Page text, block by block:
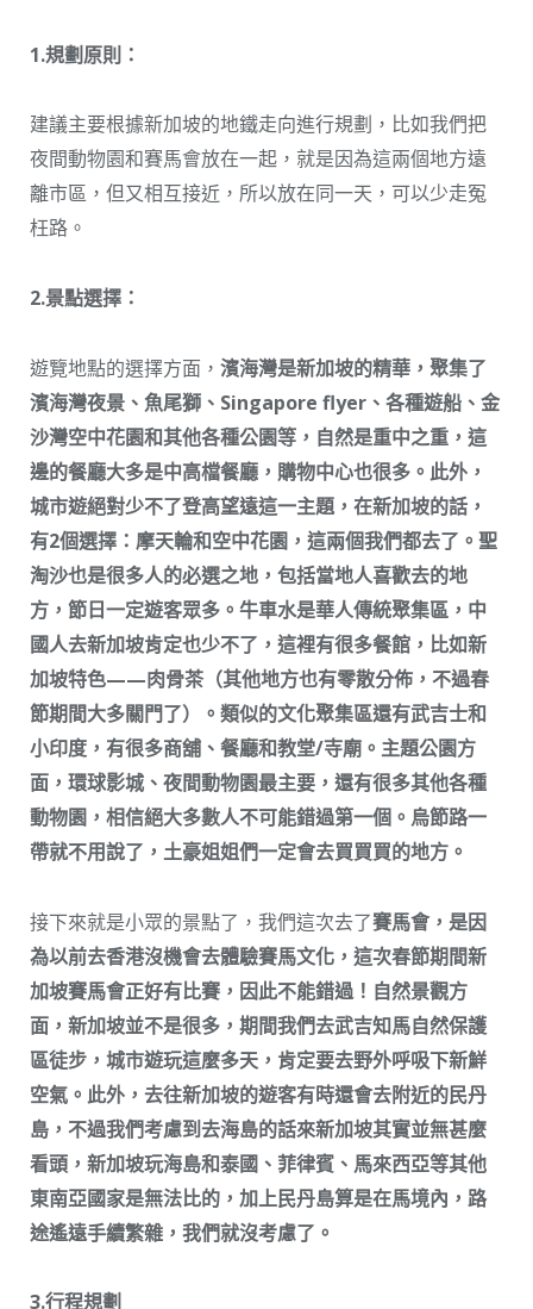
1.規劃原則：
建議主要根據新加坡的地鐵走向進行規劃，比如我們把
夜間動物園和賽馬會放在一起，就是因為這兩個地方遠
離市區，但又相互接近，所以放在同一天，可以少走冤
枉路。
2.景點選擇：
遊覽地點的選擇方面， 濱海灣是新加坡的精華，聚集了
濱海灣夜景、魚尾獅、Singapore flyer、各種遊船、金
沙灣空中花園和其他各種公園等，自然是重中之重，這
邊的餐廳大多是中高檔餐廳，購物中心也很多。此外，
城市遊絕對少不了登高望遠這一主題，在新加坡的話，
有2個選擇：摩天輪和空中花園，這兩個我們都去了。聖
淘沙也是很多人的必選之地，包括當地人喜歡去的地
方，節日一定遊客眾多。牛車水是華人傳統聚集區，中
國人去新加坡肯定也少不了，這裡有很多餐館，比如新
加坡特色——肉骨茶（其他地方也有零散分佈，不過春
節期間大多關門了）。類似的文化聚集區還有武吉士和
小印度，有很多商舖、餐廳和教堂/寺廟。主題公園方
面，環球影城、夜間動物園最主要，還有很多其他各種
動物園，相信絕大多數人不可能錯過第一個。烏節路一
帶就不用說了，土豪姐姐們一定會去買買買的地方。
接下來就是小眾的景點了，我們這次去了賽馬會，是因
為以前去香港沒機會去體驗賽馬文化，這次春節期間新
加坡賽馬會正好有比賽，因此不能錯過！自然景觀方
面，新加坡並不是很多，期間我們去武吉知馬自然保護
區徒步，城市遊玩這麼多天，肯定要去野外呼吸下新鮮
空氣。此外，去往新加坡的遊客有時還會去附近的民丹
島，不過我們考慮到去海島的話來新加坡其實並無甚麼
看頭，新加坡玩海島和泰國、菲律賓、馬來西亞等其他
東南亞國家是無法比的，加上民丹島算是在馬境內，路
途遙遠手續繁雜，我們就沒考慮了。
3.行程規劃